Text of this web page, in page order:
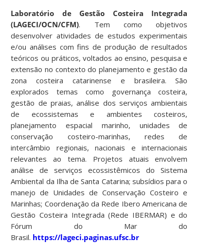
Laboratório de Gestão Costeira Integrada
(LAGECI/OCN/CFM). Tem como objetivos
desenvolver atividades de estudos experimentais
e/ou análises com fins de produção de resultados
teóricos ou práticos, voltados ao ensino, pesquisa e
extensão no contexto do planejamento e gestão da
zona costeira catarinense e brasileira. São
explorados temas como governança costeira,
gestão de praias, análise dos serviços ambientais
de ecossistemas e ambientes costeiros,
planejamento espacial marinho, unidades de
conservação costeiro-marinhas, redes de
intercâmbio regionais, nacionais e internacionais
relevantes ao tema. Projetos atuais envolvem
análise de serviços ecossistêmicos do Sistema
Ambiental da Ilha de Santa Catarina; subsídios para o
manejo de Unidades de Conservação Costeiro e
Marinhas; Coordenação da Rede Ibero Americana de
Gestão Costeira Integrada (Rede IBERMAR) e do
Fórum do Mar do
Brasil. https://lageci.paginas.ufsc.br